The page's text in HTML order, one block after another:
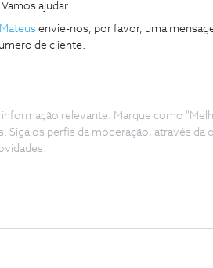
ajudar.
envie-nos, por favor, uma
de cliente.
relevante. Marque como
Siga os perfis da moderação, através da